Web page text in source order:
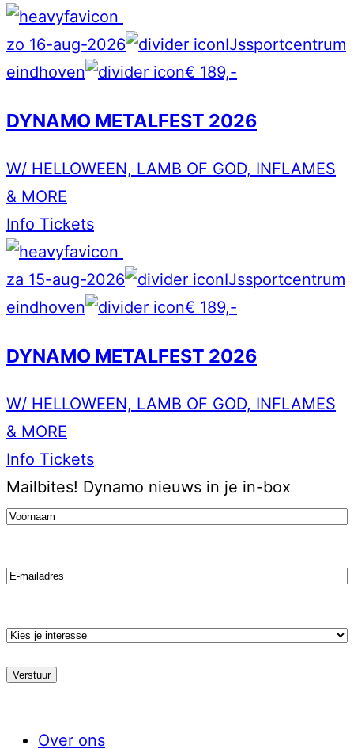
zo 16-aug-2026
IJssportcentrum
eindhoven
€ 189,-
DYNAMO METALFEST 2026
W/ HELLOWEEN, LAMB OF GOD, INFLAMES
& MORE
Info Tickets
za 15-aug-2026
IJssportcentrum
eindhoven
€ 189,-
DYNAMO METALFEST 2026
W/ HELLOWEEN, LAMB OF GOD, INFLAMES
& MORE
Info Tickets
Mailbites! Dynamo nieuws in je in-box
Voornaam(Vereist)
Email
Kies
stroming
Over ons